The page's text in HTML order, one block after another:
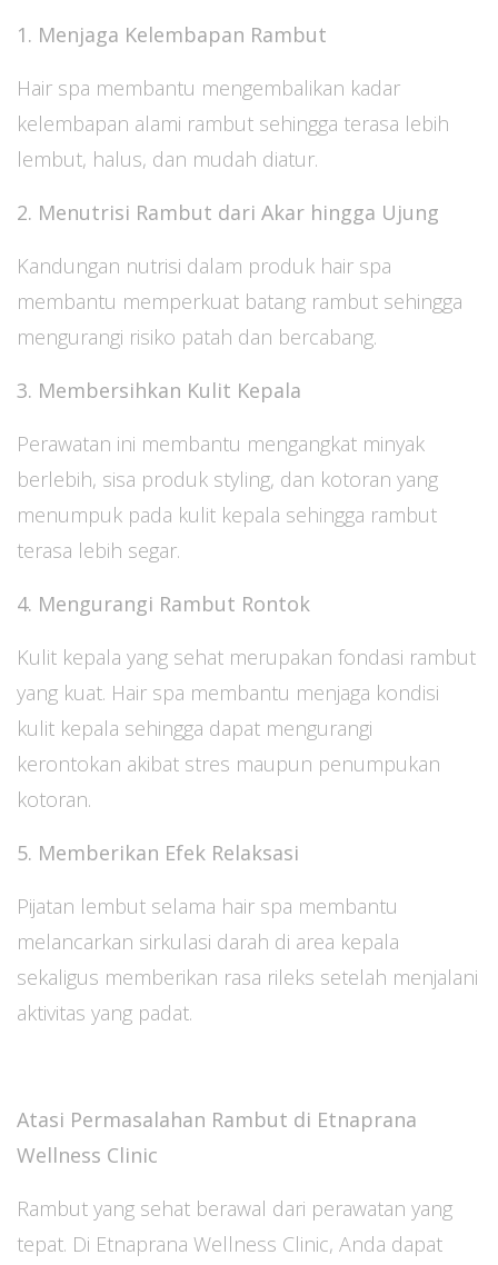
1. Menjaga Kelembapan Rambut
Hair spa membantu mengembalikan kadar
kelembapan alami rambut sehingga terasa lebih
lembut, halus, dan mudah diatur.
2. Menutrisi Rambut dari Akar hingga Ujung
Kandungan nutrisi dalam produk hair spa
membantu memperkuat batang rambut sehingga
mengurangi risiko patah dan bercabang.
3. Membersihkan Kulit Kepala
Perawatan ini membantu mengangkat minyak
berlebih, sisa produk styling, dan kotoran yang
menumpuk pada kulit kepala sehingga rambut
terasa lebih segar.
4. Mengurangi Rambut Rontok
Kulit kepala yang sehat merupakan fondasi rambut
yang kuat. Hair spa membantu menjaga kondisi
kulit kepala sehingga dapat mengurangi
kerontokan akibat stres maupun penumpukan
kotoran.
5. Memberikan Efek Relaksasi
Pijatan lembut selama hair spa membantu
melancarkan sirkulasi darah di area kepala
sekaligus memberikan rasa rileks setelah menjalani
aktivitas yang padat.
Atasi Permasalahan Rambut di Etnaprana
Wellness Clinic
Rambut yang sehat berawal dari perawatan yang
tepat. Di Etnaprana Wellness Clinic, Anda dapat